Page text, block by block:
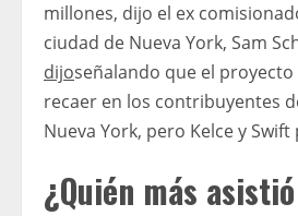
millones, dijo el ex
ciudad de Nueva York, Sam
dijoseñalando que el
recaer en los contribuyentes
Nueva York, pero Kelce y
¿Quién más